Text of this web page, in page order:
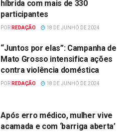
híbrida com mais de 330
participantes
POR REDAÇÃO 18 DE JUNHO DE 2024
“Juntos por elas”: Campanha de
Mato Grosso intensifica ações
contra violência doméstica
POR REDAÇÃO 18 DE JUNHO DE 2024
Após erro médico, mulher vive
acamada e com ‘barriga aberta’